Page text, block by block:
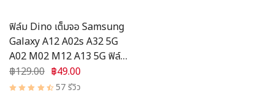
สมาชิก
ฟิล์ม Dino เต็มจอ Samsung
Galaxy A12 A02s A32 5G
A02 M02 M12 A13 5G ฟิล์ม
กระจกกันรอย แบบใสเต็มจอ
ขอบสี
฿129.00 ฿49.00
57 รีวิว